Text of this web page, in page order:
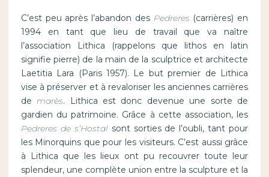
C’est peu après l’abandon des Pedreres (carrières) en
1994 en tant que lieu de travail que va naître
l’association Lithica (rappelons que lithos en latin
signifie pierre) de la main de la sculptrice et architecte
Laetitia Lara (Paris 1957). Le but premier de Lithica
vise à préserver et à revaloriser les anciennes carrières
de marès. Lithica est donc devenue une sorte de
gardien du patrimoine. Grâce à cette association, les
Pedreres de s’Hostalsont sorties de l’oubli, tant pour
les Minorquins que pour les visiteurs. C’est aussi grâce
à Lithica que les lieux ont pu recouvrer toute leur
splendeur, une complète union entre la sculpture et la